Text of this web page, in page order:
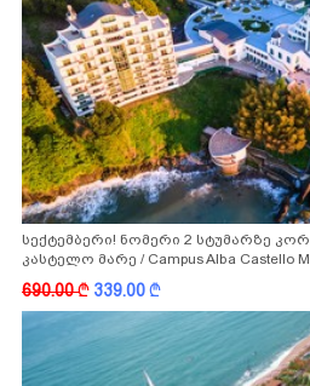
სექტემბერი! ნომერი 2 სტუმარზე
კასტელო მარე / Campus Alba Castello
690.00k 339.00k